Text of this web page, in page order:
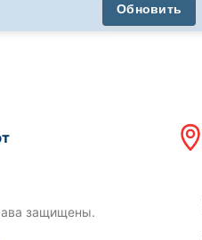
Обновить
защищены.